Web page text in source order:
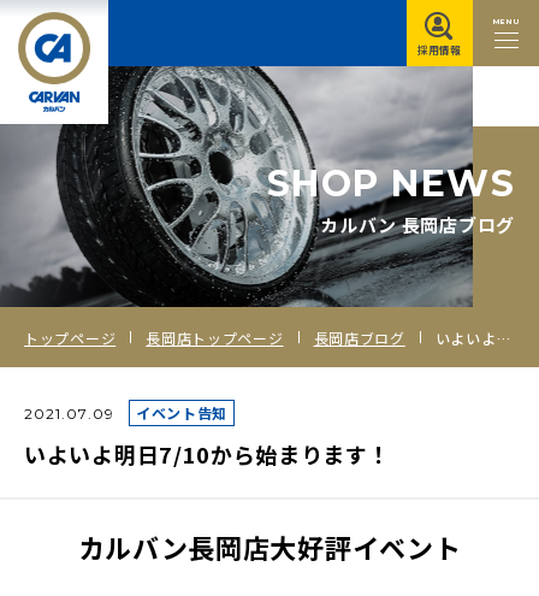
MENU
採用情報
SHOP NEWS
カルバン 長岡店ブログ
トップページ 長岡店トップページ 長岡店ブログ いよいよ明日7/10から始まります！
2021.07.09 イベント告知
いよいよ明日7/10から始まります！
カルバン長岡店大好評イベント